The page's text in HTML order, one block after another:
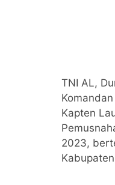
TNI AL,
Kapten
2023,